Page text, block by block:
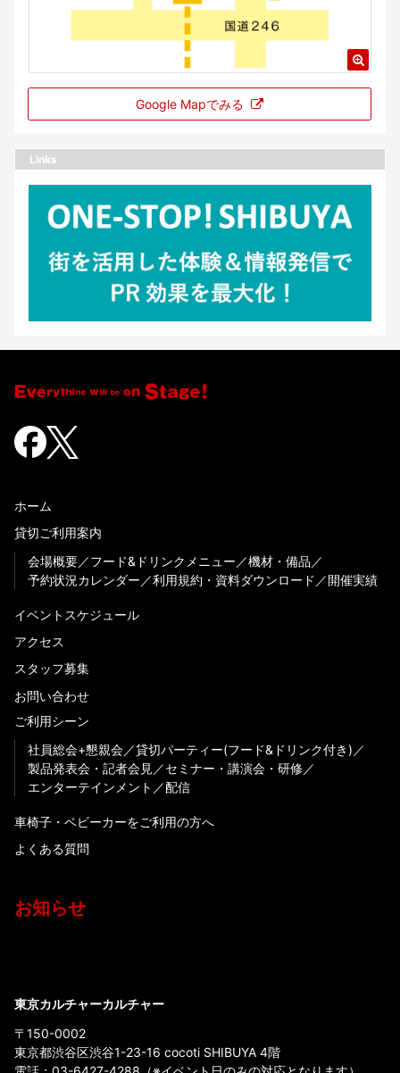
Google Mapでみる
Links
ホーム
貸切ご利用案内
会場概要
フード&ドリンクメニュー
機材・備品
予約状況カレンダー
利用規約・資料ダウンロード 開催実績
イベントスケジュール
アクセス
スタッフ募集
お問い合わせ
ご利用シーン
社員総会+懇親会
貸切パーティー(フード&ドリンク付き)
製品発表会・記者会見
セミナー・講演会・研修
エンターテインメント
配信
車椅子・ベビーカーをご利用の方へ
よくある質問
お知らせ
東京カルチャーカルチャー
〒150-0002
東京都渋谷区渋谷1-23-16 cocoti SHIBUYA 4階